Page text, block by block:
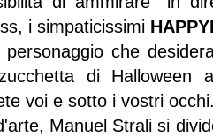
i simpaticissimi
che
di
voi e sotto i vostri
Manuel Strali si